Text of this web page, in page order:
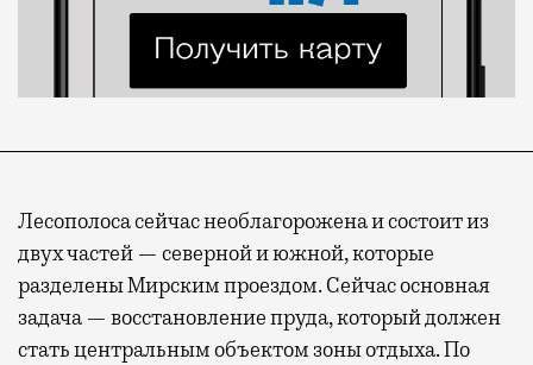
Лесополоса сейчас необлагорожена и состоит из
двух частей — северной и южной, которые
разделены Мирским проездом. Сейчас основная
задача — восстановление пруда, который должен
стать центральным объектом зоны отдыха. По